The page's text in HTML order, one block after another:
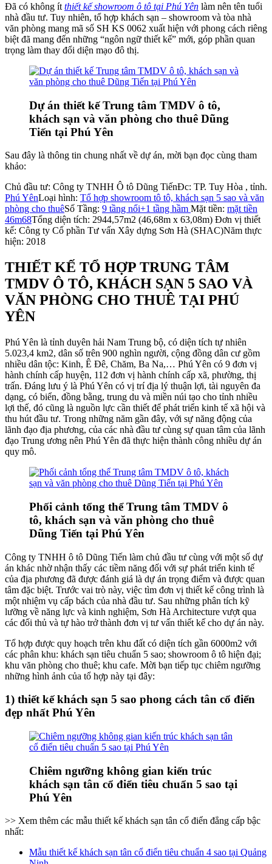
Đã có không ít thiết kế showroom ô tô tại Phú Yên làm nên tên tuổi
nhà đầu tư. Tuy nhiên, tổ hợp khách sạn – showroom và tòa nhà
văn phòng mang mã số SH KS 0062 xuất hiện với phong cách riêng
biệt đã mang đến những “ngôn ngữ thiết kế” mới, góp phần quan
trọng làm thay đổi diện mạo đô thị.
Dự án thiết kế Trung tâm TMDV ô tô,
khách sạn và văn phòng cho thuê Dũng
Tiến tại Phú Yên
Sau đây là thông tin chung nhất về dự án, mời bạn đọc cùng tham
khảo:
Chủ đầu tư: Công ty TNHH Ô tô Dũng TiếnĐc: TP. Tuy Hòa , tỉnh.
Phú YênLoại hình: Tổ hợp showroom tô tô, khách sạn 5 sao và văn
phòng cho thuêSố Tầng: 9 tầng nổi+1 tầng hầm Mặt tiền: mặt tiền
46m68Tổng diện tích: 2944,57m2 (46,68m x 63,08m) Đơn vị thiết
kế: Công ty Cổ phần Tư vấn Xây dựng Sơn Hà (SHAC)Năm thực
hiện: 2018
THIẾT KẾ TỔ HỢP TRUNG TÂM
TMDV Ô TÔ, KHÁCH SẠN 5 SAO VÀ
VĂN PHÒNG CHO THUÊ TẠI PHÚ
YÊN
Phú Yên là tỉnh duyên hải Nam Trung bộ, có diện tích tự nhiên
5.023,4 km2, dân số trên 900 nghìn người, cộng đồng dân cư gồm
nhiều dân tộc: Kinh, Ê Đê, Chăm, Ba Na,… Phú Yên có 9 đơn vị
hành chính cấp huyện, 112 đơn vị hành chính cấp xã, phường, thị
trấn. Đáng lưu ý là Phú Yên có vị trí địa lý thuận lợi, tài nguyên đa
dạng, có biển, đồng bằng, trung du và miền núi tạo cho tỉnh nhiều
lợi thế, đó cũng là nguồn lực cần thiết để phát triển kinh tế xã hội và
thu hút đầu tư. Trong những năm gần đây, với sự năng động của
lãnh đạo địa phương, của các nhà đầu tư cùng sự quan tâm của lãnh
đạo Trung ương nên Phú Yên đã thực hiện thành công nhiều dự án
quy mô.
Phối cảnh tổng thể Trung tâm TMDV ô
tô, khách sạn và văn phòng cho thuê
Dũng Tiến tại Phú Yên
Công ty TNHH ô tô Dũng Tiến làm chủ đầu tư cùng với một số dự
án khác nhờ nhận thấy các tiềm năng đối với sự phát triển kinh tế
của địa phương đã được đánh giá là dự án trọng điểm và được quan
tâm đặc biệt. Trước vai trò này, việc tìm đơn vị thiết kế công trình là
một nhiệm vụ cấp bách của nhà đầu tư. Sau những phân tích kỹ
lưỡng về năng lực và kinh nghiệm, Sơn Hà Architecture vượt qua
các đối thủ và tự hào trở thành đơn vị tư vấn thiết kế cho dự án này.
Tổ hợp được quy hoạch trên khu đất có diện tích gần 6000m2 với
các phân khu: khách sạn tiêu chuẩn 5 sao; showroom ô tô hiện đại;
khu văn phòng cho thuê; khu cafe. Mời bạn tiếp tục chiêm ngưỡng
những hình ảnh của tổ hợp này tại đây:
1) thiết kế khách sạn 5 sao phong cách tân cổ điển
đẹp nhất Phú Yên
Chiêm ngưỡng không gian kiến trúc
khách sạn tân cổ điển tiêu chuẩn 5 sao tại
Phú Yên
>> Xem thêm các mẫu thiết kế khách sạn tân cổ điển đẳng cấp bậc
nhất:
Mẫu thiết kế khách sạn tân cổ điển tiêu chuẩn 4 sao tại Quảng